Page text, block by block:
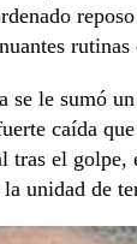
se le sumó
caída
tras el
unidad de